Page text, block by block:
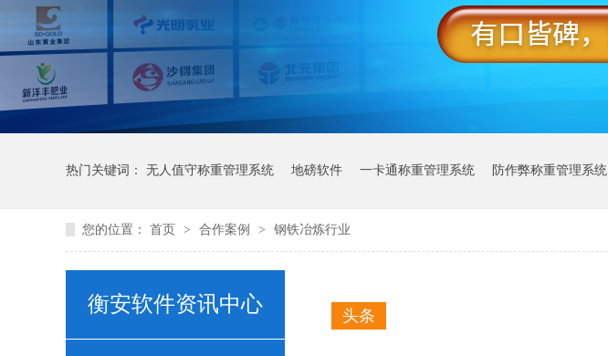
热门关键词： 无人值守称重管理系统 地磅软件 一卡通称重管理系统 防作弊称重管理系统
您的位置： 首页 > 合作案例 > 钢铁冶炼行业
衡安软件资讯中心 头条